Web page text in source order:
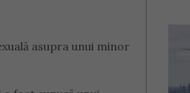
asupra unui minor